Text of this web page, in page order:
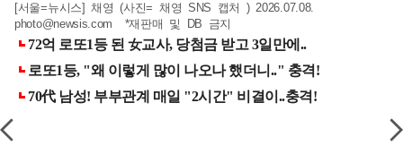
[서울=뉴시스] 채영 (사진= 채영 SNS 캡처 ) 2026.07.08.
photo@newsis.com *재판매 및 DB 금지